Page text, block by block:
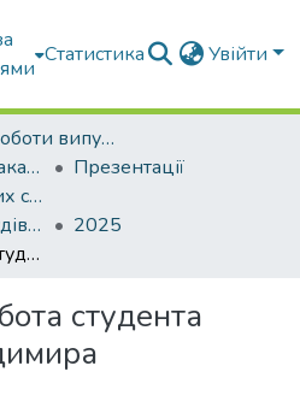
Статистика Увійти
Атестаційні роботи випускників
Атестаційні роботи бакалаврів
Презентації
Факультет інженерних систем та екології
194 Гідротехнічне будівництво, водна інженерія та водні технології. Водогосподарське будівництво і управління водними ресурсами та системами
2025
Атестаційна робота студента Доценка Володимира Романовича
студента